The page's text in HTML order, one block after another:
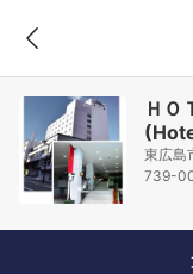
Ｈ
東広島
739-